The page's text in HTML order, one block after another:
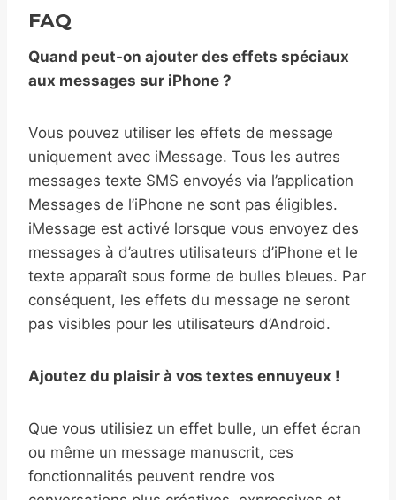
FAQ
Quand peut-on ajouter des effets spéciaux
aux messages sur iPhone ?
Vous pouvez utiliser les effets de message
uniquement avec iMessage. Tous les autres
messages texte SMS envoyés via l’application
Messages de l’iPhone ne sont pas éligibles.
iMessage est activé lorsque vous envoyez des
messages à d’autres utilisateurs d’iPhone et le
texte apparaît sous forme de bulles bleues. Par
conséquent, les effets du message ne seront
pas visibles pour les utilisateurs d’Android.
Ajoutez du plaisir à vos textes ennuyeux !
Que vous utilisiez un effet bulle, un effet écran
ou même un message manuscrit, ces
fonctionnalités peuvent rendre vos